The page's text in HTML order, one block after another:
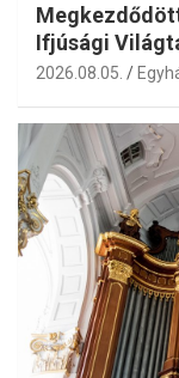
Ifjúsági
2026.08.05.